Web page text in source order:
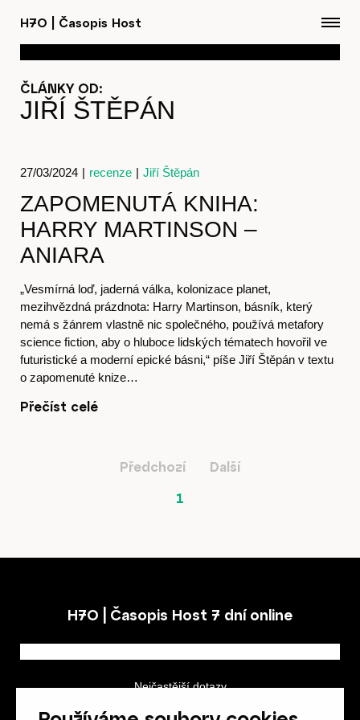
H7O Časopis Host
Články
Časopis
Obchod
ČLÁNKY OD:
JIŘÍ ŠTĚPÁN
27/03/2024 | recenze | Jiří Štěpán
ZAPOMENUTÁ KNIHA:
HARRY MARTINSON –
ANIARA
„Vesmírná loď, jaderná válka, kolonizace planet,
mezihvězdná prázdnota: Harry Martinson, básník, který
nemá s žánrem vlastně nic společného, používá metafory
science fiction, aby o hluboce lidských tématech hovořil ve
futuristické a moderní epické básni,“ píše Jiří Štěpán v textu
o zapomenuté knize…
Přečíst celé
Předchozí Další
1
H7O | Časopis Host 7 dní online
Nejčastější dotazy